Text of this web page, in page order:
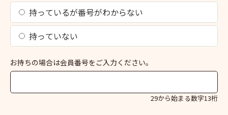
持っているが番号がわからない
持っていない
お持ちの場合は会員番号をご入力ください。
29から始まる数字13桁